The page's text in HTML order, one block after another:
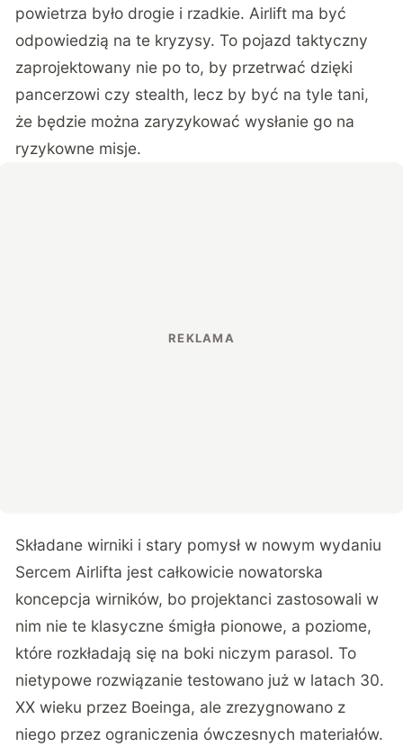
powietrza było drogie i rzadkie. Airlift ma być
odpowiedzią na te kryzysy. To pojazd taktyczny
zaprojektowany nie po to, by przetrwać dzięki
pancerzowi czy stealth, lecz by być na tyle tani,
że będzie można zaryzykować wysłanie go na
ryzykowne misje.
Składane wirniki i stary pomysł w nowym wydaniu
Sercem Airlifta jest całkowicie nowatorska
koncepcja wirników, bo projektanci zastosowali w
nim nie te klasyczne śmigła pionowe, a poziome,
które rozkładają się na boki niczym parasol. To
nietypowe rozwiązanie testowano już w latach 30.
XX wieku przez Boeinga, ale zrezygnowano z
niego przez ograniczenia ówczesnych materiałów.